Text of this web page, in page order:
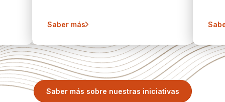
Saber más
Saber más sobre nuestras iniciativas